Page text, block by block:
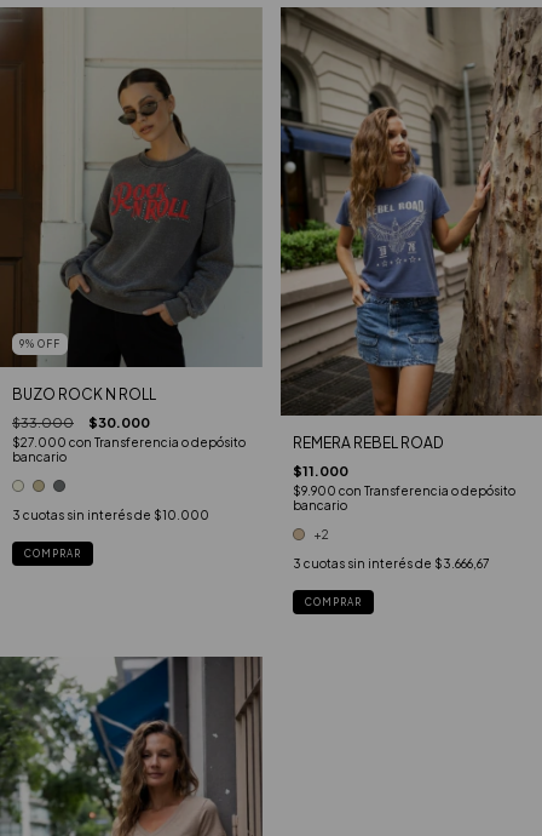
9% OFF
BUZO ROCK N ROLL
$33.000 $30.000
$27.000 con Transferencia o depósito
bancario
3 cuotas sin interés de $10.000
COMPRAR
REMERA REBEL ROAD
$11.000
$9.900 con Transferencia o depósito
bancario
+2
3 cuotas sin interés de $3.666,67
COMPRAR